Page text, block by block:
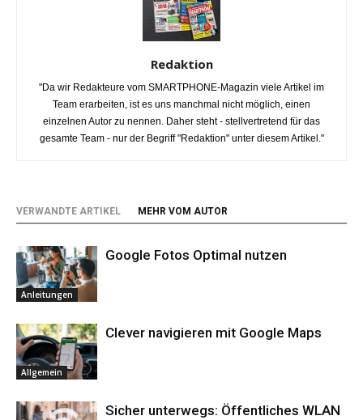
Redaktion
"Da wir Redakteure vom SMARTPHONE-Magazin viele Artikel im
Team erarbeiten, ist es uns manchmal nicht möglich, einen
einzelnen Autor zu nennen. Daher steht - stellvertretend für das
gesamte Team - nur der Begriff "Redaktion" unter diesem Artikel."
VERWANDTE ARTIKEL MEHR VOM AUTOR
Anleitungen
Google Fotos Optimal nutzen
Allgemein
Clever navigieren mit Google Maps
Sicher unterwegs: Öffentliches WLAN